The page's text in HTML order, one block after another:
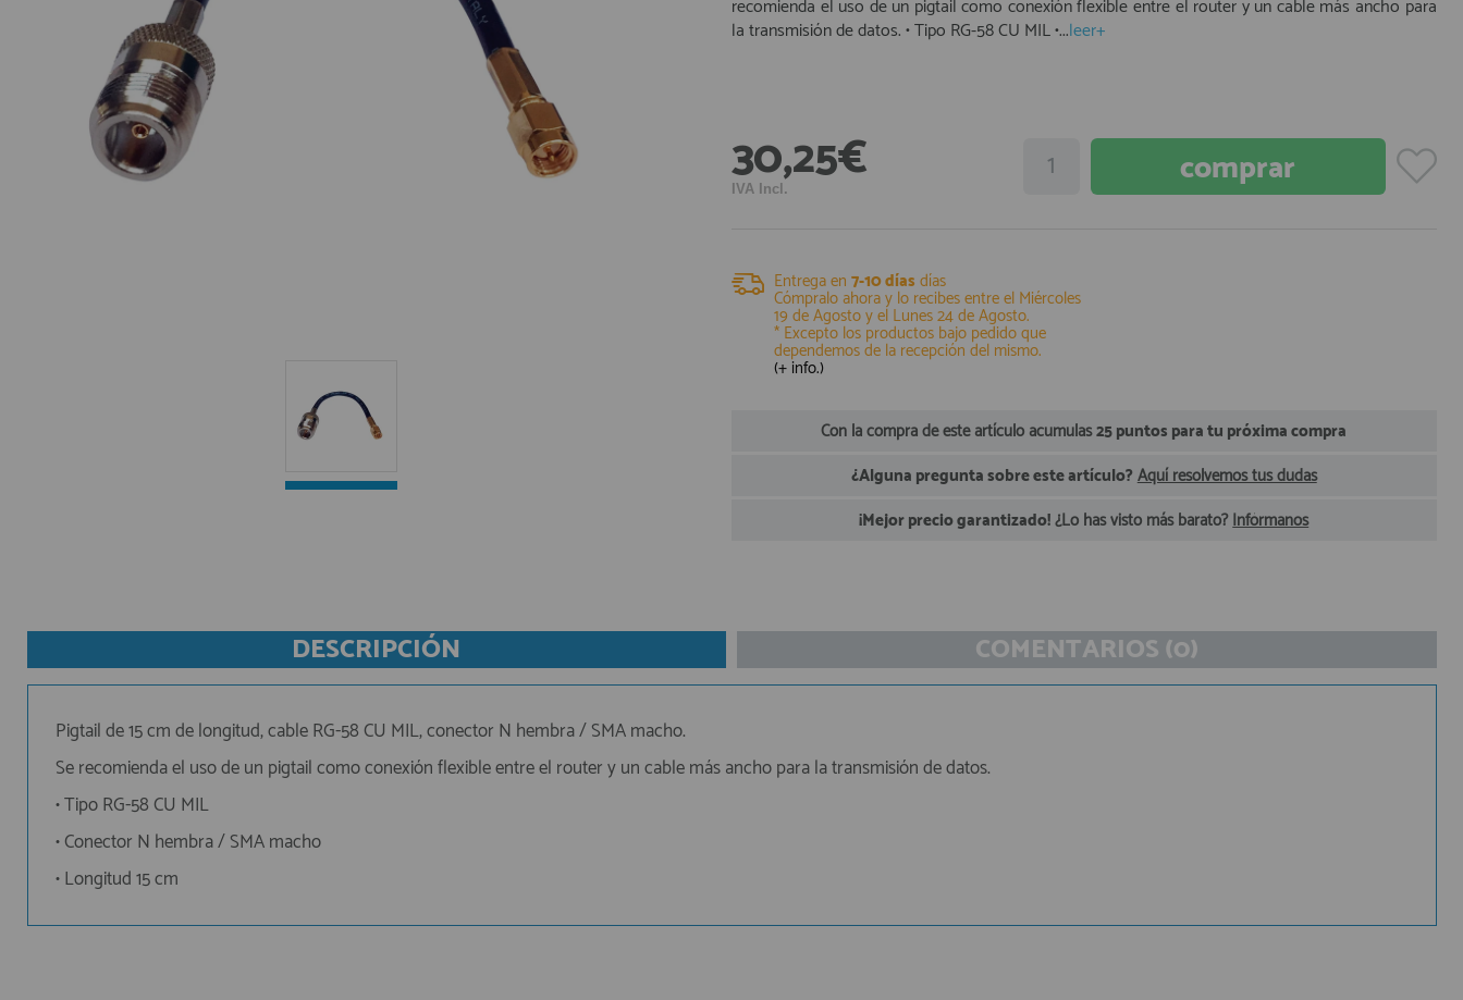
Equipo Personal
Fondeo y Amarre
Fundas, Lonas y Toldos
Kayaks
Libros
Mantenimiento y Limpieza
910 60 71 03
HORARIO de TIENDA:
de 10:00 a 20:00 de Lunes a Viernes
Sábados de 10:00 a 14:00
910 51 49 87
info@francobordo.com
recomienda el uso de un pigtail como conexión flexible entre el router y un cable más ancho para
la transmisión de datos. • Tipo RG-58 CU MIL •...leer+
30,25€
IVA Incl.
Entrega en 7-10 días días
Cómpralo ahora y lo recibes entre el Miércoles
19 de Agostoy el Lunes 24 de Agosto.
* Excepto los productos bajo pedido que
dependemos de la recepción del mismo.
(+ info.)
Con la compra de este artículo acumulas25 puntos para tu próxima compra
¿Alguna pregunta sobre este artículo? Aquí resolvemos tus dudas
¡Mejor precio garantizado!¿Lo has visto más barato?Infórmanos
DESCRIPCIÓN COMENTARIOS (0)
Pigtail de 15 cm de longitud, cable RG-58 CU MIL, conector N hembra / SMA macho.
Se recomienda el uso de un pigtail como conexión flexible entre el router y un cable más ancho para la transmisión de datos.
• TipoRG-58 CU MIL
• Conector N hembra / SMA macho
• Longitud15 cm